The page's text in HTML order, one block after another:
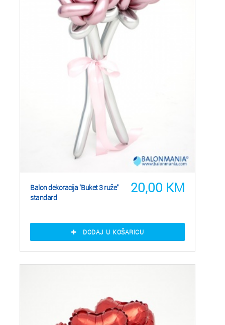
20,00 KM
Balon dekoracija "Buket 3 ruže"
standard
DODAJ U KOŠARICU